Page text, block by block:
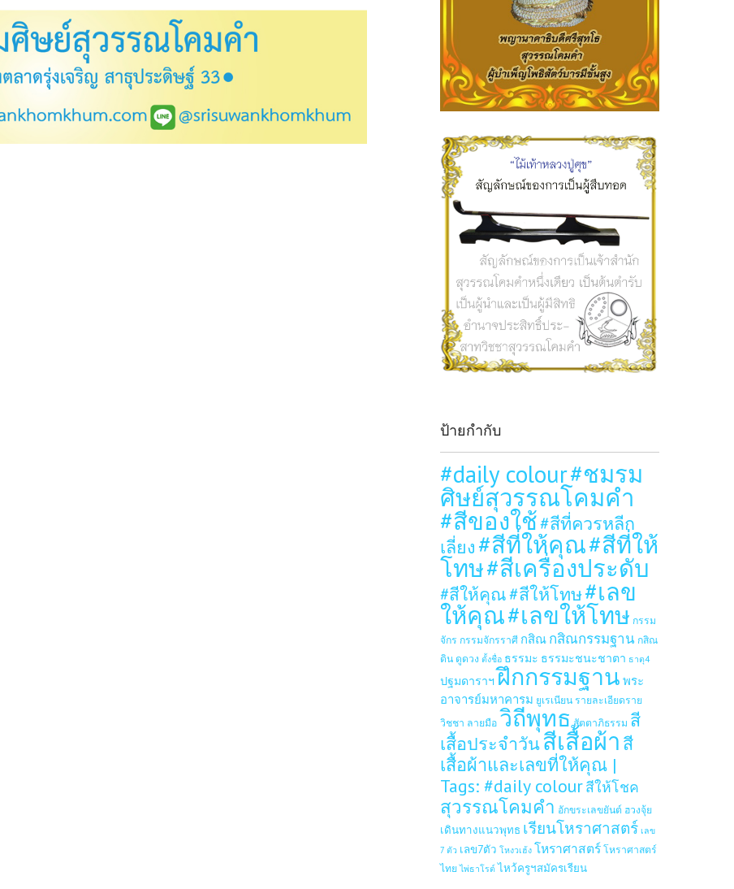
ป้ายกำกับ
#daily colour#ชมรม
ศิษย์สุวรรณโคมคำ
#สีของใช้#สีที่ควรหลีก
เลี่ยง #สีที่ให้คุณ#สีที่ให้
โทษ#สีเครื่องประดับ
#สีให้คุณ#สีให้โทษ#เลข
ให้คุณ#เลขให้โทษ กรรม
จักร กรรมจักรราศี กสิณ กสิณกรรมฐาน กสิณ
ดินดูดวง ตั้งชื่อ ธรรมะ ธรรมะชนะชาตา ธาตุ4
ปฐมดาราฯฝึกกรรมฐาน พระ
อาจารย์มหาคารม ยูเรเนียน รายละเอียดราย
วิชชา ลายมือวิถีพุทธ สัตตาภิธรรม สี
เสื้อประจำวันสีเสื้อผ้า สี
เสื้อผ้าและเลขที่ให้คุณ |
Tags: #daily colourสีให้โชค
สุวรรณโคมคำ อักขระเลขยันต์ ฮวงจุ้ย
เดินทางแนวพุทธ เรียนโหราศาสตร์ เลข
7 ตัว เลข7ตัว โหงวเฮ้ง โหราศาสตร์โหราศาสตร์
ไทย ไพ่ธาโรต์ ไหว้ครูฯสมัครเรียน